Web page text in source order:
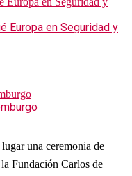
Europa en Seguridad y
una ceremonia de
Fundación Carlos de